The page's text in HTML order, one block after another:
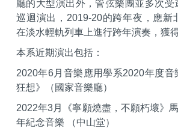
廳的大型演出外，管弦樂團並多次受
巡迴演出，2019-20的跨年夜，應新
在淡水輕軌列車上進行跨年演奏，獲
本系近期演出包括：
2020年6月音樂應用學系2020年度音
狂想》（國家音樂廳）
2022年3月《寧願燒盡，不願朽壞》
年紀念音樂 （中山堂）